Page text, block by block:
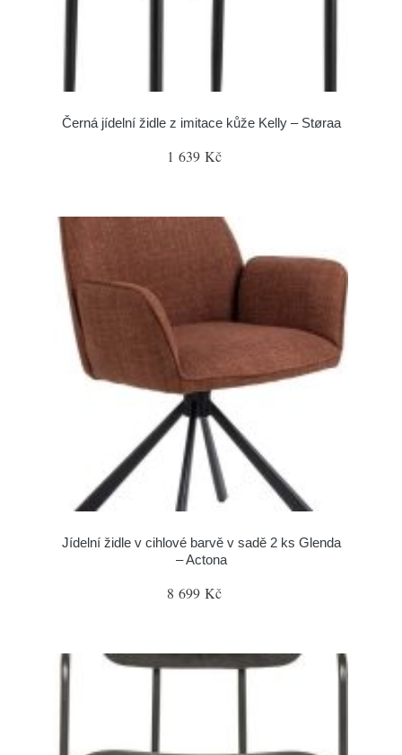
Černá jídelní židle z imitace kůže Kelly – Støraa
1 639 Kč
Jídelní židle v cihlové barvě v sadě 2 ks Glenda
– Actona
8 699 Kč